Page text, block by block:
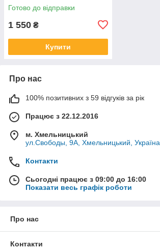
Готово до відправки
1 550 ₴
Купити
Про нас
100% позитивних з 59 відгуків за рік
Працює з 22.12.2016
м. Хмельницький
ул.Свободы, 9А, Хмельницький, Україна
Контакти
Сьогодні працює з 09:00 до 16:00
Показати весь графік роботи
Про нас
Контакти